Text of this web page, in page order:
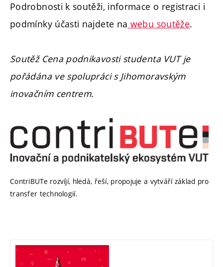
Podrobnosti k soutěži, informace o registraci i
podmínky účasti najdete na webu soutěže.
Soutěž Cena podnikavosti studenta VUT je
pořádána ve spolupráci s Jihomoravským
inovačním centrem.
ContriBUTe rozvíjí, hledá, řeší, propojuje a vytváří základ pro
transfer technologií.